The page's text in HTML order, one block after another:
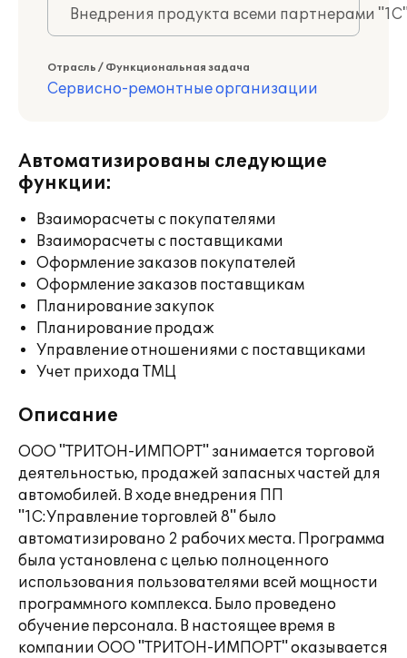
Внедрения продукта всеми партнерами
Отрасль / Функциональная задача
Сервисно-ремонтные организации
Автоматизированы следующие
функции:
Взаиморасчеты с покупателями
Взаиморасчеты с поставщиками
Оформление заказов покупателей
Оформление заказов поставщикам
Планирование закупок
Планирование продаж
Управление отношениями с поставщиками
Учет прихода ТМЦ
Описание
ООО "ТРИТОН-ИМПОРТ" занимается торговой
деятельностью, продажей запасных частей для
автомобилей. В ходе внедрения ПП
"1С:Управление торговлей 8" было
автоматизировано 2 рабочих места. Программа
была установлена с целью полноценного
использования пользователями всей мощности
программного комплекса. Было проведено
обучение персонала. В настоящее время в
компании ООО "ТРИТОН-ИМПОРТ" оказывается